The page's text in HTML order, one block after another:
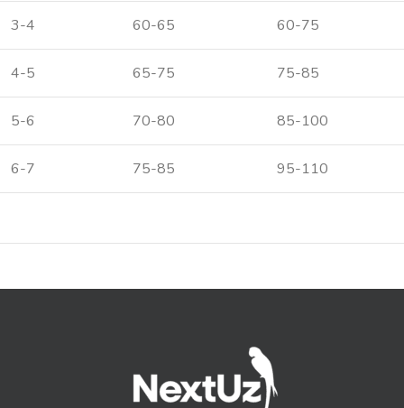
3-4 60-65 60-75
4-5 65-75 75-85
5-6 70-80 85-100
6-7 75-85 95-110